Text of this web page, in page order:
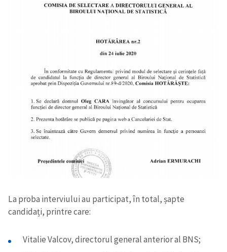
La proba interviului au participat, în total, șapte
candidați, printre care:
Vitalie Valcov, directorul general anterior al BNS;